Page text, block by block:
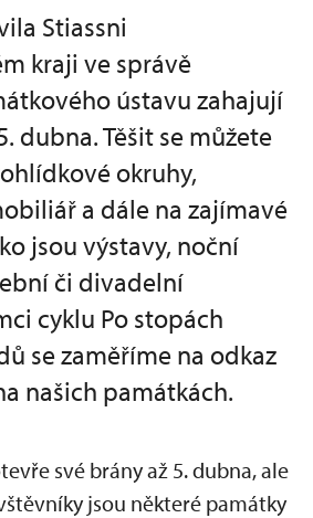
Stiassni
kraji ve správě
ústavu zahajují
dubna. Těšit se můžete
okruhy,
a dále na zajímavé
jsou výstavy, noční
či divadelní
cyklu Po stopách
se zaměříme na odkaz
našich památkách.
své brány až 5. dubna, ale
jsou některé památky